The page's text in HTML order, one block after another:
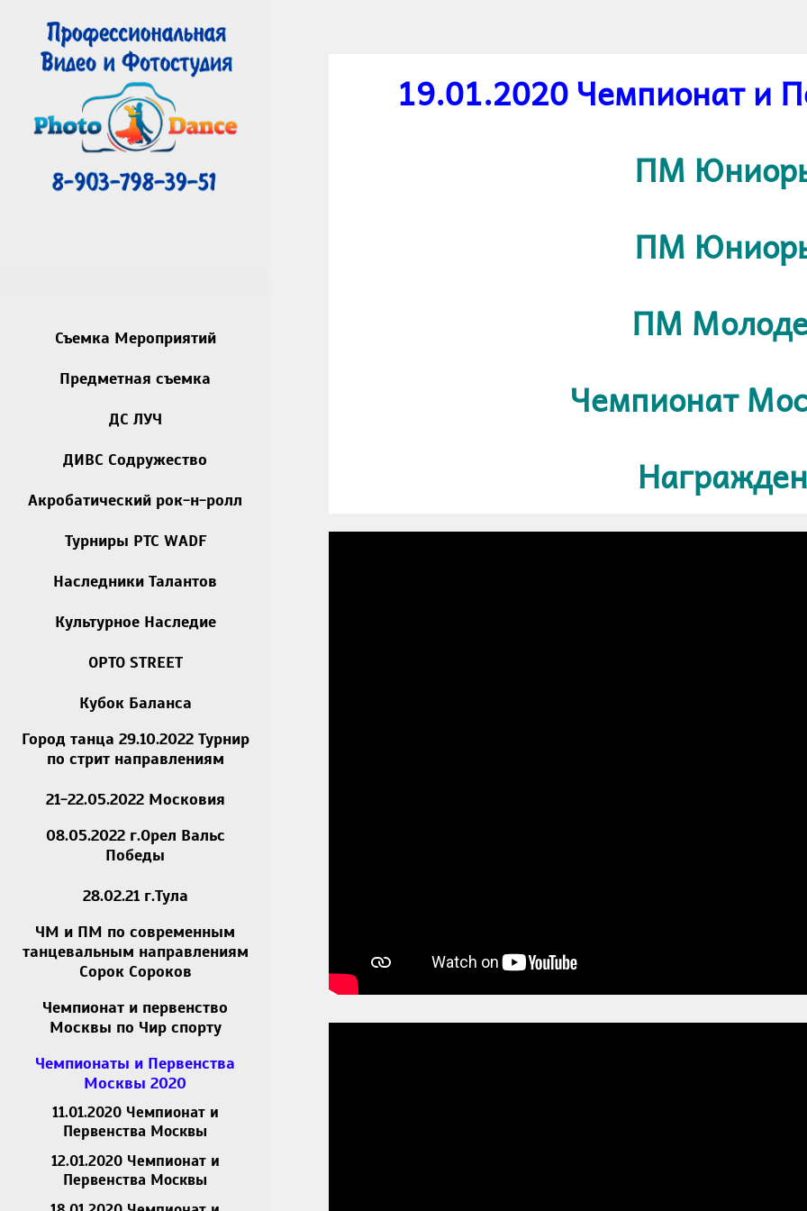
Съемка Мероприятий
Предметная съемка
ДС ЛУЧ
ДИВС Содружество
Акробатический рок-н-ролл
Турниры РТС WADF
Наследники Талантов
Культурное Наследие
OPTO STREET
Кубок Баланса
Город танца 29.10.2022 Турнир
по стрит направлениям
21-22.05.2022 Московия
08.05.2022 г.Орел Вальс
Победы
28.02.21 г.Тула
ЧМ и ПМ по современным
танцевальным направлениям
Сорок Сороков
Чемпионат и первенство
Москвы по Чир спорту
Чемпионаты и Первенства
Москвы 2020
11.01.2020 Чемпионат и
Первенства Москвы
12.01.2020 Чемпионат и
Первенства Москвы
19.01.2020 Чемпионат и
ПМ
ПМ
ПМ
Чемпионат